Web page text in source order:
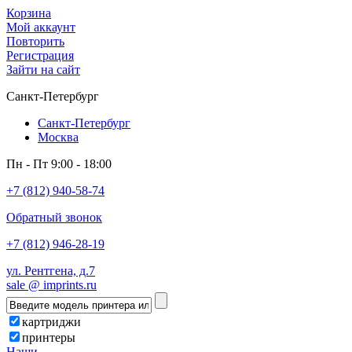
Корзина
Мой аккаунт
Повторить
Регистрация
Зайти на сайт
Санкт-Петербург
Санкт-Петербург
Москва
Пн - Пт 9:00 - 18:00
+7 (812) 940-58-74
Обратный звонок
+7 (812) 946-28-19
ул. Рентгена, д.7
sale @ imprints.ru
картриджи
принтеры